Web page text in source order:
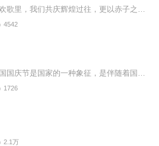
4542
1726
2.1万